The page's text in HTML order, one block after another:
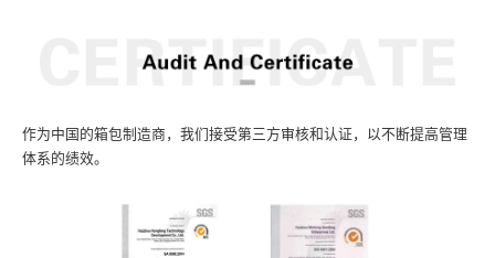
作为中国的箱包制造商，我们接受第三方审核和认证，以不断提高管理
体系的绩效。